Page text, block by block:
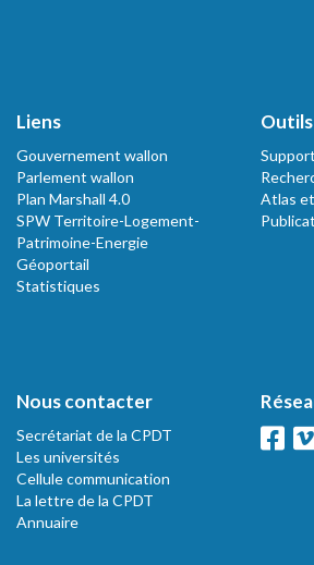
Liens
Gouvernement wallon
Parlement wallon
Plan Marshall 4.0
SPW Territoire-Logement-
Patrimoine-Energie
Géoportail
Statistiques
Atlas
Nous contacter
Secrétariat de la CPDT
Les universités
Cellule communication
La lettre de la CPDT
Annuaire